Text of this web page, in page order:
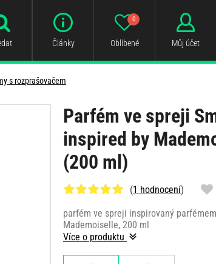
Články Oblíbené
0
Můj účet
s rozprašovačem
Parfém ve spreji
inspired by
(200 ml)
(1 hodnocení)
parfém ve spreji inspirovaný
Mademoiselle, 200 ml
Více o produktu